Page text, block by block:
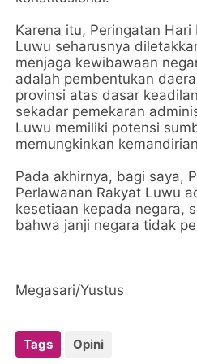
Karena itu, Peringatan Hari
Luwu seharusnya
menjaga kewibawaan
adalah pembentukan
provinsi atas dasar
sekadar pemekaran
Luwu memiliki potensi
memungkinkan
Pada akhirnya, bagi saya,
Perlawanan Rakyat Luwu
kesetiaan kepada negara,
bahwa janji negara tidak
Megasari/Yustus
Tags Opini